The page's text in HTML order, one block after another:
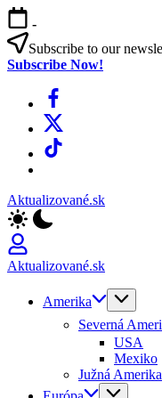
Skip
to
content
-
Subscribe to our
Subscribe Now!
Facebook
X
TikTok
Aktualizované.sk
Aktualizované.sk
Amerika
Severná
USA
Mexiko
Južná Amerika